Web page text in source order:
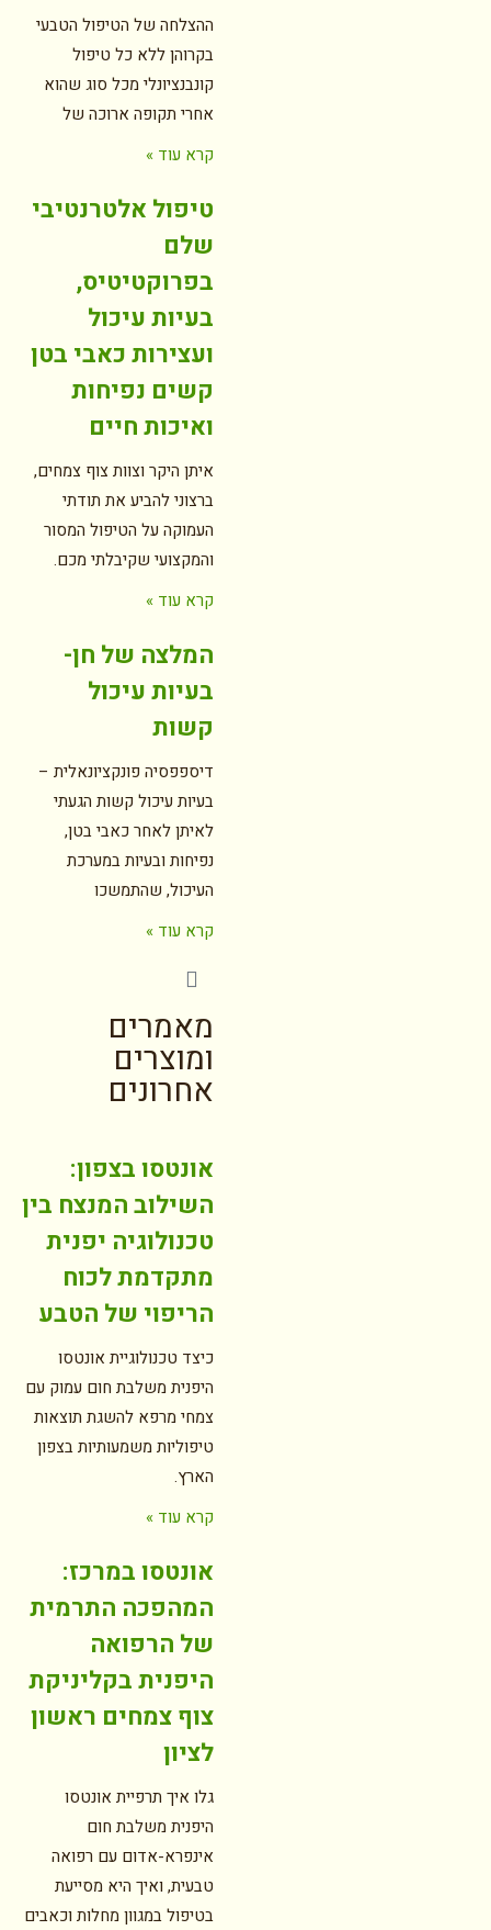
ההצלחה של הטיפול הטבעי
בקרוהן ללא כל טיפול
קונבנציונלי מכל סוג שהוא
אחרי תקופה ארוכה של
קרא עוד »
טיפול אלטרנטיבי
שלם
בפרוקטיטיס,
בעיות עיכול
ועצירות כאבי בטן
קשים נפיחות
ואיכות חיים
איתן היקר וצוות צוף צמחים,
ברצוני להביע את תודתי
העמוקה על הטיפול המסור
והמקצועי שקיבלתי מכם.
קרא עוד »
המלצה של חן-
בעיות עיכול
קשות
דיספפסיה פונקציונאלית –
בעיות עיכול קשות הגעתי
לאיתן לאחר כאבי בטן,
נפיחות ובעיות במערכת
העיכול, שהתמשכו
קרא עוד »
מאמרים
ומוצרים
אחרונים
אונטסו בצפון:
השילוב המנצח בין
טכנולוגיה יפנית
מתקדמת לכוח
הריפוי של הטבע
כיצד טכנולוגיית אונטסו
היפנית משלבת חום עמוק עם
צמחי מרפא להשגת תוצאות
טיפוליות משמעותיות בצפון
הארץ.
קרא עוד »
אונטסו במרכז:
המהפכה התרמית
של הרפואה
היפנית בקליניקת
צוף צמחים ראשון
לציון
גלו איך תרפיית אונטסו
היפנית משלבת חום
אינפרא-אדום עם רפואה
טבעית, ואיך היא מסייעת
בטיפול במגוון מחלות וכאבים